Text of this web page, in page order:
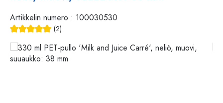
Artikkelin numero : 100030530
(2)